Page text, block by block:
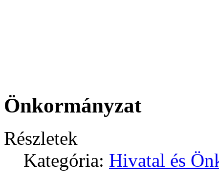
Önkormányzat
Részletek
Kategória: Hivatal és